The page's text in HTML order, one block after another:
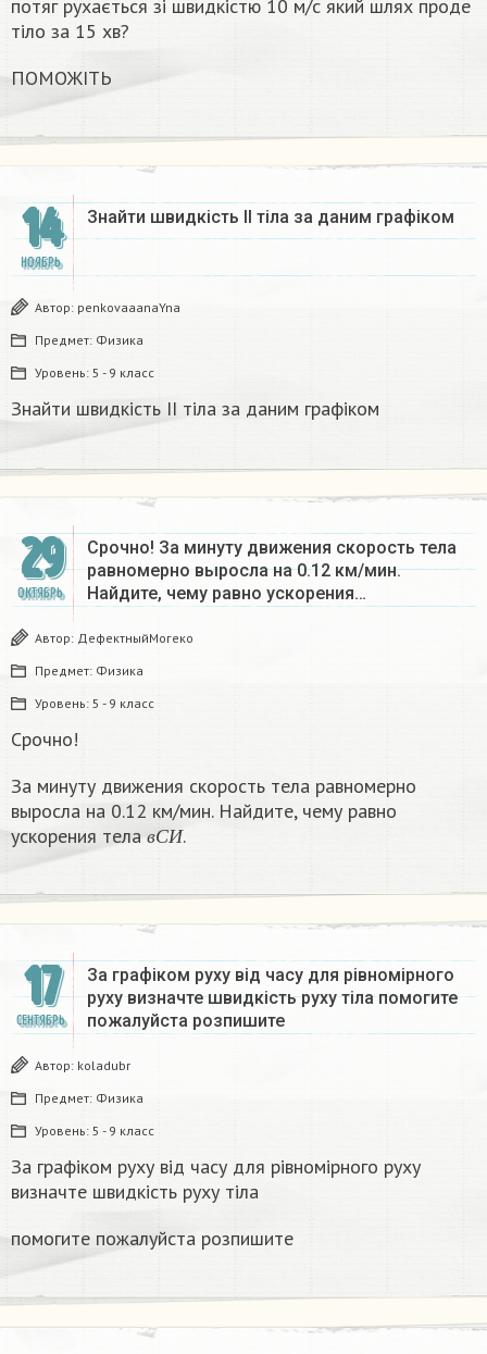
потяг рухається зі швидкістю 10 м/с який шлях проде
тіло за 15 хв?
ПОМОЖІТЬ
14
НОЯБРЬ
Знайти швидкість II тіла за даним графіком
Автор: penkovaaanaYna
Предмет: Физика
Уровень: 5 - 9 класс
Знайти швидкість II тіла за даним графіком
29
ОКТЯБРЬ
Срочно! За минуту движения скорость тела
равномерно выросла на 0.12 км/мин.
Найдите, чему равно ускорения…
Автор: ДефектныйМогеко
Предмет: Физика
Уровень: 5 - 9 класс
Срочно!
За минуту движения скорость тела равномерно
выросла на 0.12 км/мин. Найдите, чему равно
ускорения тела
в С И
вСИ
.
17
СЕНТЯБРЬ
За графіком руху від часу для рівномірного
руху визначте швидкість руху тіла помогите
пожалуйста розпишите
Автор: koladubr
Предмет: Физика
Уровень: 5 - 9 класс
За графіком руху від часу для рівномірного руху
визначте швидкість руху тіла
помогите пожалуйста розпишите